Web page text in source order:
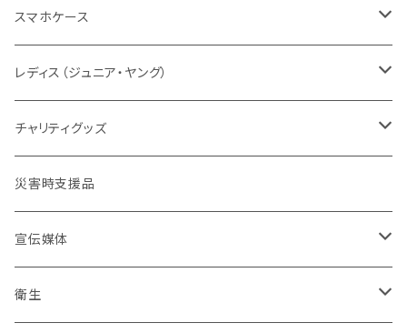
乗車服&機動服
レディス対応（メンズサイズダウン）
レディスシルエット
ソックス
パッド
BDU
ネイビーカラー
カムフラージュ
タクティカル
コンパクト
腕のガード
メーカー取り寄せ
セット販売
パッド
タクティカル
コンバット
ベルト
弾帯
安全帯
刺繍IDプレート
刺繍
シルク印刷
ワッペン・パッチ
刺繍
ブーツ
支援
情報
自警団
消防団
セット
ガンスタンド
オールジャパンコールサイン
レスキューオレンジ
民間防災
ISHIKAWA
HOKKAIDO DOUOU
北海道
東北管区
関東管区
スマホケース
消防
警察
バイク
災害復興ブランド「KOKONI KITE」
チャリティ
レディス（ジュニア・ヤング）
ユニフォーム
ドライウェア
ユニフォーム
保安ツール
ブーツ
チャリティグッズ
デザインデータ
災害時支援品
宣伝媒体
火事だ119冊子製本用データ
衛生